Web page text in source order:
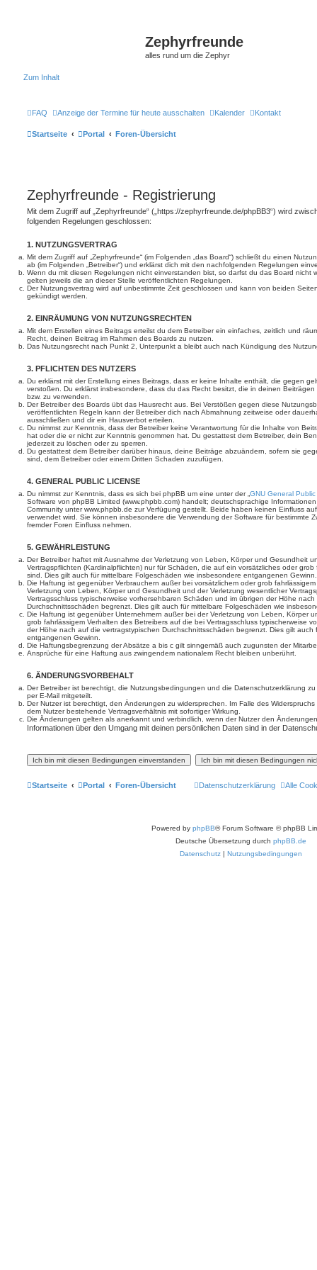
Zephyrfreunde
alles rund um die Zephyr
Zum Inhalt
FAQ Anzeige der Termine für heute ausschalten Kalender Kontakt
Startseite Portal Foren-Übersicht
Zephyrfreunde - Registrierung
Mit dem Zugriff auf „Zephyrfreunde“ („https://zephyrfreunde.de/phpBB3“) wird
folgenden Regelungen geschlossen:
1. NUTZUNGSVERTRAG
Mit dem Zugriff auf „Zephyrfreunde“ (im Folgenden „das Board“) schließt du einen
ab (im Folgenden „Betreiber“) und erklärst dich mit den nachfolgenden Regelungen
Wenn du mit diesen Regelungen nicht einverstanden bist, so darfst du das Board nicht
gelten jeweils die an dieser Stelle veröffentlichten Regelungen.
Der Nutzungsvertrag wird auf unbestimmte Zeit geschlossen und kann von beiden
gekündigt werden.
2. EINRÄUMUNG VON NUTZUNGSRECHTEN
Mit dem Erstellen eines Beitrags erteilst du dem Betreiber ein einfaches, zeitlich und
Recht, deinen Beitrag im Rahmen des Boards zu nutzen.
Das Nutzungsrecht nach Punkt 2, Unterpunkt a bleibt auch nach Kündigung des
3. PFLICHTEN DES NUTZERS
Du erklärst mit der Erstellung eines Beitrags, dass er keine Inhalte enthält, die gegen
verstoßen. Du erklärst insbesondere, dass du das Recht besitzt, die in deinen
bzw. zu verwenden.
Der Betreiber des Boards übt das Hausrecht aus. Bei Verstößen gegen diese
veröffentlichten Regeln kann der Betreiber dich nach Abmahnung zeitweise oder
ausschließen und dir ein Hausverbot erteilen.
Du nimmst zur Kenntnis, dass der Betreiber keine Verantwortung für die Inhalte von
hat oder die er nicht zur Kenntnis genommen hat. Du gestattest dem Betreiber, dein
jederzeit zu löschen oder zu sperren.
Du gestattest dem Betreiber darüber hinaus, deine Beiträge abzuändern, sofern sie
sind, dem Betreiber oder einem Dritten Schaden zuzufügen.
4. GENERAL PUBLIC LICENSE
Du nimmst zur Kenntnis, dass es sich bei phpBB um eine unter der „ GNU General
Software von phpBB Limited (www.phpbb.com) handelt; deutschsprachige
Community unter www.phpbb.de zur Verfügung gestellt. Beide haben keinen Einfluss
verwendet wird. Sie können insbesondere die Verwendung der Software für bestimmte
fremder Foren Einfluss nehmen.
5. GEWÄHRLEISTUNG
Der Betreiber haftet mit Ausnahme der Verletzung von Leben, Körper und Gesundheit
Vertragspflichten (Kardinalpflichten) nur für Schäden, die auf ein vorsätzliches oder
sind. Dies gilt auch für mittelbare Folgeschäden wie insbesondere entgangenen Gewinn.
Die Haftung ist gegenüber Verbrauchern außer bei vorsätzlichem oder grob
Verletzung von Leben, Körper und Gesundheit und der Verletzung wesentlicher
Vertragsschluss typischerweise vorhersehbaren Schäden und im übrigen der Höhe
Durchschnittsschäden begrenzt. Dies gilt auch für mittelbare Folgeschäden wie
Die Haftung ist gegenüber Unternehmern außer bei der Verletzung von Leben, Körper
grob fahrlässigem Verhalten des Betreibers auf die bei Vertragsschluss typischerweise
der Höhe nach auf die vertragstypischen Durchschnittsschäden begrenzt. Dies gilt
entgangenen Gewinn.
Die Haftungsbegrenzung der Absätze a bis c gilt sinngemäß auch zugunsten der
Ansprüche für eine Haftung aus zwingendem nationalem Recht bleiben unberührt.
6. ÄNDERUNGSVORBEHALT
Der Betreiber ist berechtigt, die Nutzungsbedingungen und die Datenschutzerklärung
per E-Mail mitgeteilt.
Der Nutzer ist berechtigt, den Änderungen zu widersprechen. Im Falle des
dem Nutzer bestehende Vertragsverhältnis mit sofortiger Wirkung.
Die Änderungen gelten als anerkannt und verbindlich, wenn der Nutzer den
Informationen über den Umgang mit deinen persönlichen Daten sind in der
Startseite Portal Foren-Übersicht Alle
Datenschutzerklärung
Powered by phpBB® Forum Software © phpBB
Deutsche Übersetzung durch phpBB.de
Datenschutz | Nutzungsbedingungen